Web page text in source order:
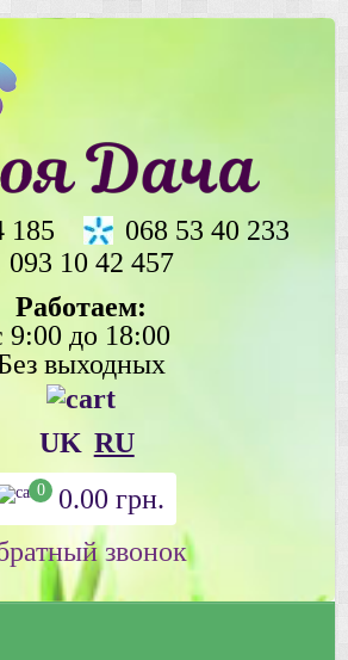
185
068 53 40 233
093 10 42 457
Работаем:
9:00 до 18:00
выходных
UK RU
0 0.00грн.